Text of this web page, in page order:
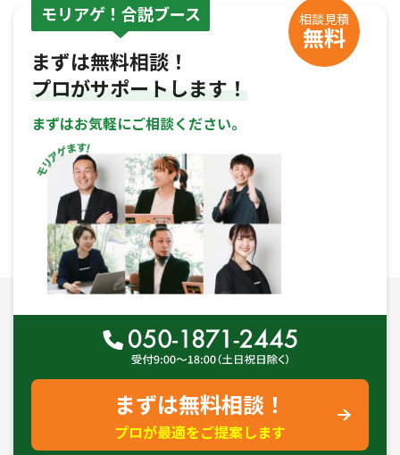
モリアゲ！合説ブース 相談見積
無料
まずは無料相談！
プロがサポートします！
まずはお気軽にご相談ください。
まずは無料相談！
プロが最適をご提案します